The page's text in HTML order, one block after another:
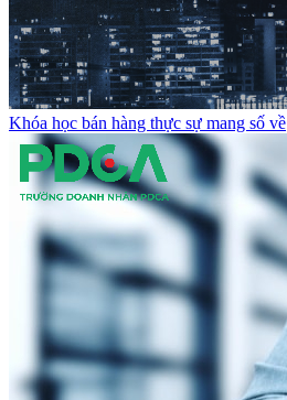
Khóa học bán hàng thực sự mang số về